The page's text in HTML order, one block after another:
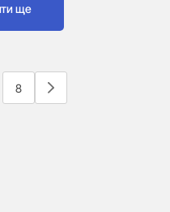
ще
8